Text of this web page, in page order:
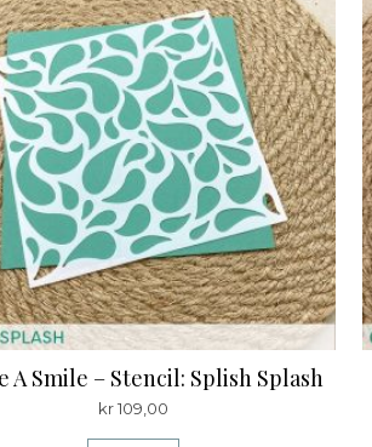
A Smile – Stencil: Splish Splash
kr109,00